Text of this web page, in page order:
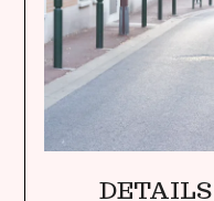
DETAILS